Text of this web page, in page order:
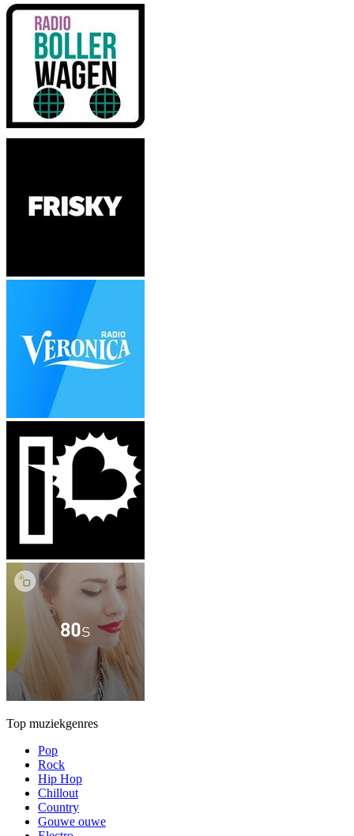
Top muziekgenres
Pop
Rock
Hip Hop
Chillout
Country
Gouwe ouwe